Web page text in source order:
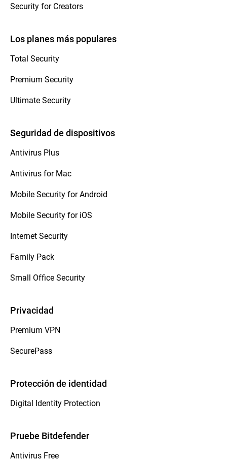
Security for Creators
Los planes más populares
Total Security
Premium Security
Ultimate Security
Seguridad de dispositivos
Antivirus Plus
Antivirus for Mac
Mobile Security for Android
Mobile Security for iOS
Internet Security
Family Pack
Small Office Security
Privacidad
Premium VPN
SecurePass
Protección de identidad
Digital Identity Protection
Pruebe Bitdefender
Antivirus Free